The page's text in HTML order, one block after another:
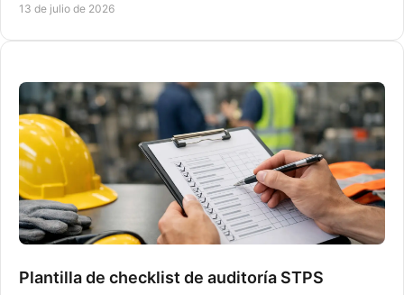
13 de julio de 2026
Plantilla de checklist de auditoría STPS